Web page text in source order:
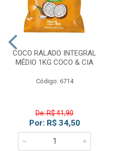
COCO RALADO INTEGRAL
MÉDIO 1KG COCO & CIA
Código: 6714
De: R$ 41,90
Por: R$ 34,50